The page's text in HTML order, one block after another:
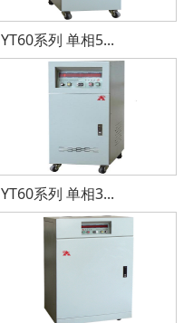
YT60系列 单相5...
YT60系列 单相3...